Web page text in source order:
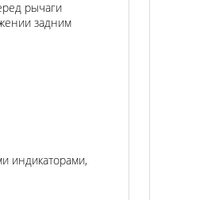
рычаги
задним
индикаторами,